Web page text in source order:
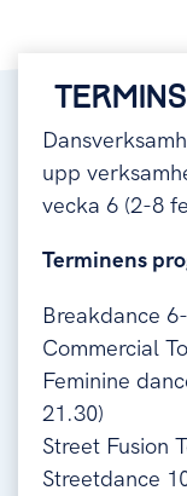
upp
vecka 6 (2-8
Terminens
Breakdance
Commercial
Feminine
21.30)
Street Fusion
Streetdance